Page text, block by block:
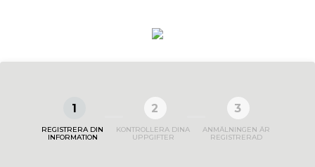
1
REGISTRERA DIN
INFORMATION
2
KONTROLLERA DINA
UPPGIFTER
3
ANMÄLNINGEN ÄR
REGISTRERAD